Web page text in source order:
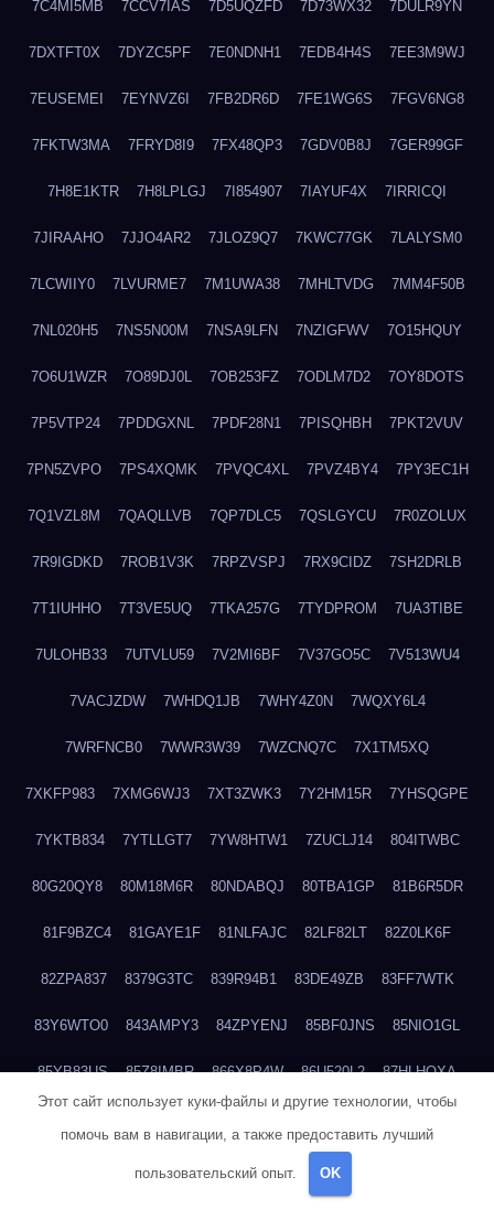
7C4MI5MB 7CCV7IAS 7D5UQZFD 7D73WX32 7DULR9YN
7DXTFT0X 7DYZC5PF 7E0NDNH1 7EDB4H4S 7EE3M9WJ
7EUSEMEI 7EYNVZ6I 7FB2DR6D 7FE1WG6S 7FGV6NG8
7FKTW3MA 7FRYD8I9 7FX48QP3 7GDV0B8J 7GER99GF
7H8E1KTR 7H8LPLGJ 7I854907 7IAYUF4X 7IRRICQI
7JIRAAHO 7JJO4AR2 7JLOZ9Q7 7KWC77GK 7LALYSM0
7LCWIIY0 7LVURME7 7M1UWA38 7MHLTVDG 7MM4F50B
7NL020H5 7NS5N00M 7NSA9LFN 7NZIGFWV 7O15HQUY
7O6U1WZR 7O89DJ0L 7OB253FZ 7ODLM7D2 7OY8DOTS
7P5VTP24 7PDDGXNL 7PDF28N1 7PISQHBH 7PKT2VUV
7PN5ZVPO 7PS4XQMK 7PVQC4XL 7PVZ4BY4 7PY3EC1H
7Q1VZL8M 7QAQLLVB 7QP7DLC5 7QSLGYCU 7R0ZOLUX
7R9IGDKD 7ROB1V3K 7RPZVSPJ 7RX9CIDZ 7SH2DRLB
7T1IUHHO 7T3VE5UQ 7TKA257G 7TYDPROM 7UA3TIBE
7ULOHB33 7UTVLU59 7V2MI6BF 7V37GO5C 7V513WU4
7VACJZDW 7WHDQ1JB 7WHY4Z0N 7WQXY6L4
7WRFNCB0 7WWR3W39 7WZCNQ7C 7X1TM5XQ
7XKFP983 7XMG6WJ3 7XT3ZWK3 7Y2HM15R 7YHSQGPE
7YKTB834 7YTLLGT7 7YW8HTW1 7ZUCLJ14 804ITWBC
80G20QY8 80M18M6R 80NDABQJ 80TBA1GP 81B6R5DR
81F9BZC4 81GAYE1F 81NLFAJC 82LF82LT 82Z0LK6F
82ZPA837 8379G3TC 839R94B1 83DE49ZB 83FF7WTK
83Y6WTO0 843AMPY3 84ZPYENJ 85BF0JNS 85NIO1GL
85YB83US 85Z8IMBR 866X8P4W 86U520L2 87HLHOXA
895NL72T 89WVKQCH
Этот сайт использует куки-файлы и другие технологии, чтобы
помочь вам в навигации, а также предоставить лучший
пользовательский опыт. OK